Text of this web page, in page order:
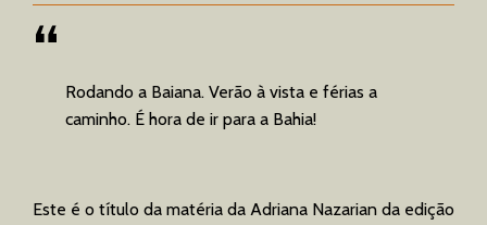
Rodando a Baiana. Verão à vista e férias a
caminho. É hora de ir para a Bahia!
Este é o título da matéria da Adriana Nazarian da edição